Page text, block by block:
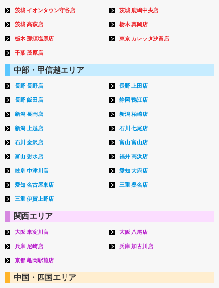
茨城 イオンタウン守谷店 茨城 鹿嶋中央店
茨城 高萩店 栃木 真岡店
栃木 那須塩原店 東京 カレッタ汐留店
千葉 茂原店
中部・甲信越エリア
長野 長野店 長野 上田店
長野 飯田店 静岡 鴨江店
新潟 長岡店 新潟 柏崎店
新潟 上越店 石川 七尾店
石川 金沢店 富山 富山店
富山 射水店 福井 高浜店
岐阜 中津川店 愛知 大府店
愛知 名古屋東店 三重 桑名店
三重 伊賀上野店
関西エリア
大阪 東淀川店 大阪 八尾店
兵庫 尼崎店 兵庫 加古川店
京都 亀岡駅前店
中国・四国エリア